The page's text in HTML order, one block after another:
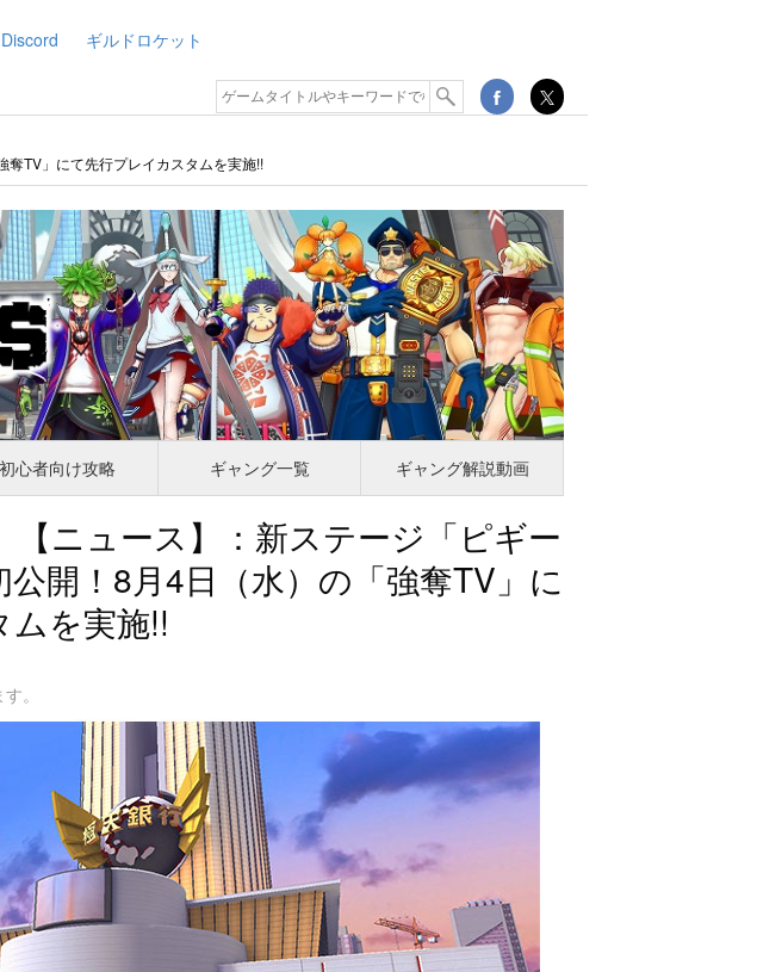
Discord ギルドロケット
TV」にて先行プレイカスタムを実施!!
初心者向け攻略 ギャング一覧 ギャング解説動画
【ニュース】：新ステージ「ピギー
開！8月4日（水）の「強奪TV」に
を実施!!
。